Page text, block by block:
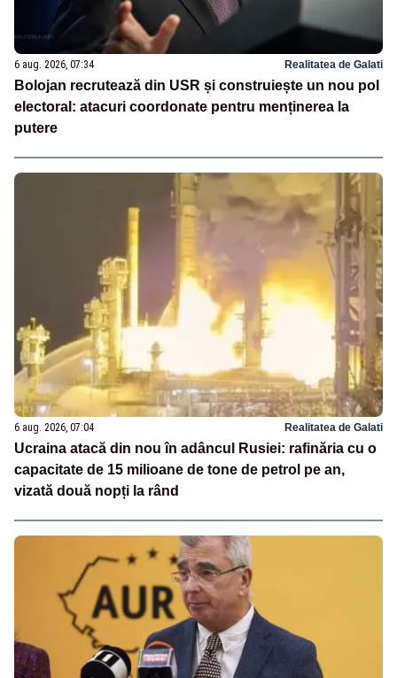
6 aug. 2026, 07:34 Realitatea de Galati
Bolojan recrutează din USR și construiește un nou pol
electoral: atacuri coordonate pentru menținerea la
putere
6 aug. 2026, 07:04 Realitatea de Galati
Ucraina atacă din nou în adâncul Rusiei: rafinăria cu o
capacitate de 15 milioane de tone de petrol pe an,
vizată două nopți la rând